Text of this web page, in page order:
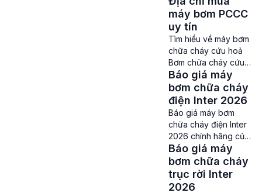
đáp ứng các yêu cầu
của QCVN
02:2020/BCA – Quy
[…]
cháy cứu hoả hay
còn được gọi là bơm
phòng cháy chữa
cháy (PCCC) là một
sản phẩm được sử
dụng để cung cấp
nước phục vụ cho
công việc […]
máy bơm PCCC
uy tín
Tìm hiểu về máy bơm
chữa cháy cứu hoả
Bơm chữa cháy cứu
hoả – Tình trạng cháy
nổ xảy ra ngày càng
nhiều, nên việc trang
bị các thiết bị chữa
cháy chuyên dụng lại
càng trở nên quan
trọng và cần thiết hơn.
Một trong những sản
phẩm được sử dụng
phổ biến […]
Báo giá máy
bơm chữa cháy
điện Inter 2026
Báo giá máy bơm
chữa cháy điện Inter
2026 chính hãng của
PCCC Thành Đạt Giá
máy bơm chữa cháy
điện Inter – Trong
nhiều năm trở lại đây,
Báo giá máy
bơm chữa cháy
trục rời Inter
2026